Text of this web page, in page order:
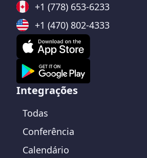
+1 (778) 653-6233
+1 (470) 802-4333
Integrações
Todas
Conferência
Calendário